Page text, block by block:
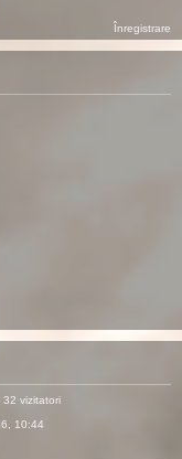
Înregistrare
vizitatori
10:44